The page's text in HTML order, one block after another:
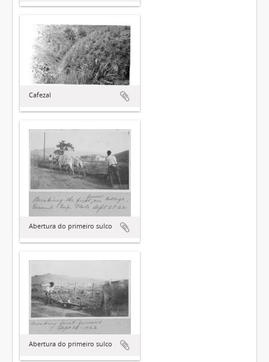
Cafezal
Abertura do primeiro sulco
Abertura do primeiro sulco